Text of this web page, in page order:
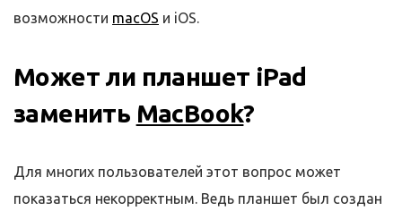
возможности macOS и iOS.
Может ли планшет iPad
заменить MacBook?
Для многих пользователей этот вопрос может
показаться некорректным. Ведь планшет был создан